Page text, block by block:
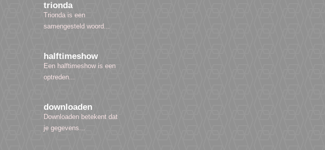
trionda
Trionda is een
samengesteld woord...
halftimeshow
Een halftimeshow is een
optreden...
downloaden
Downloaden betekent dat
je gegevens...